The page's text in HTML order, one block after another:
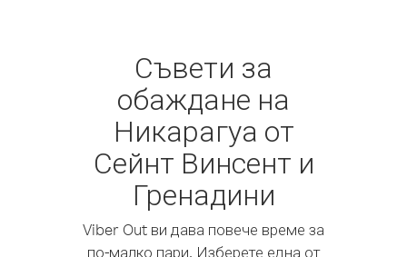
Съвети за
обаждане на
Никарагуа от
Сейнт Винсент и
Гренадини
Viber Out ви дава повече време за
по-малко пари. Изберете една от